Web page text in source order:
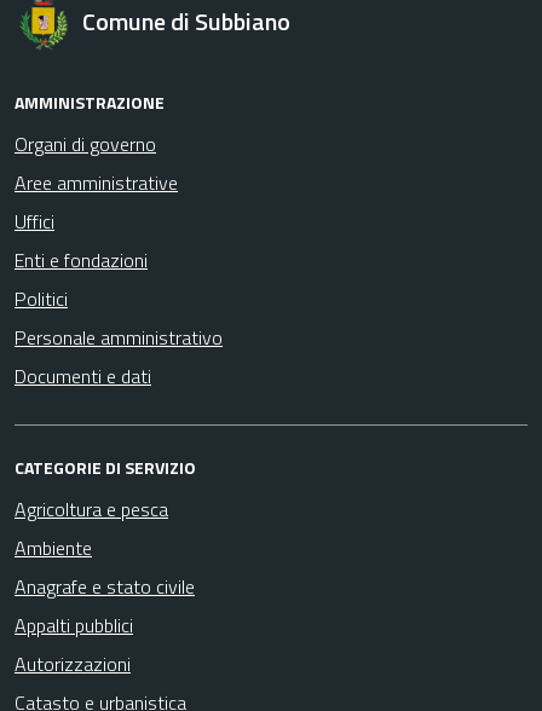
Comune di Subbiano
AMMINISTRAZIONE
Organi di governo
Aree amministrative
Uffici
Enti e fondazioni
Politici
Personale amministrativo
Documenti e dati
CATEGORIE DI SERVIZIO
Agricoltura e pesca
Ambiente
Anagrafe e stato civile
Appalti pubblici
Autorizzazioni
Catasto e urbanistica